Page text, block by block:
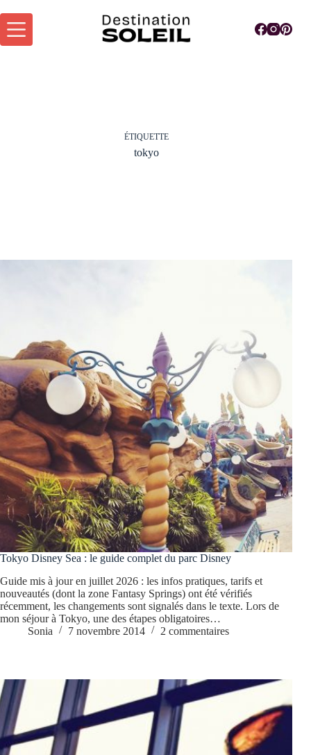
au
contenu
ÉTIQUETTE
tokyo
Tokyo Disney Sea : le guide complet du parc Disney
Guide mis à jour en juillet 2026 : les infos pratiques, tarifs et
nouveautés (dont la zone Fantasy Springs) ont été vérifiés
récemment, les changements sont signalés dans le texte. Lors de
mon séjour à Tokyo, une des étapes obligatoires…
Sonia
7 novembre 2014 2 commentaires